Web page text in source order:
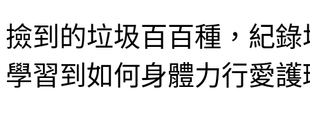
撿到的垃圾百百種，紀
學習到如何身體力行愛